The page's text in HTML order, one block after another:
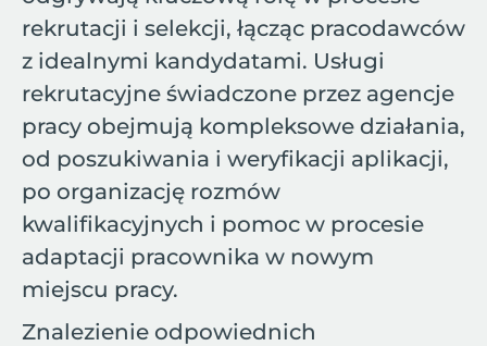
rekrutacji i selekcji, łącząc pracodawców
z idealnymi kandydatami. Usługi
rekrutacyjne świadczone przez agencje
pracy obejmują kompleksowe działania,
od poszukiwania i weryfikacji aplikacji,
po organizację rozmów
kwalifikacyjnych i pomoc w procesie
adaptacji pracownika w nowym
miejscu pracy.
Znalezienie odpowiednich